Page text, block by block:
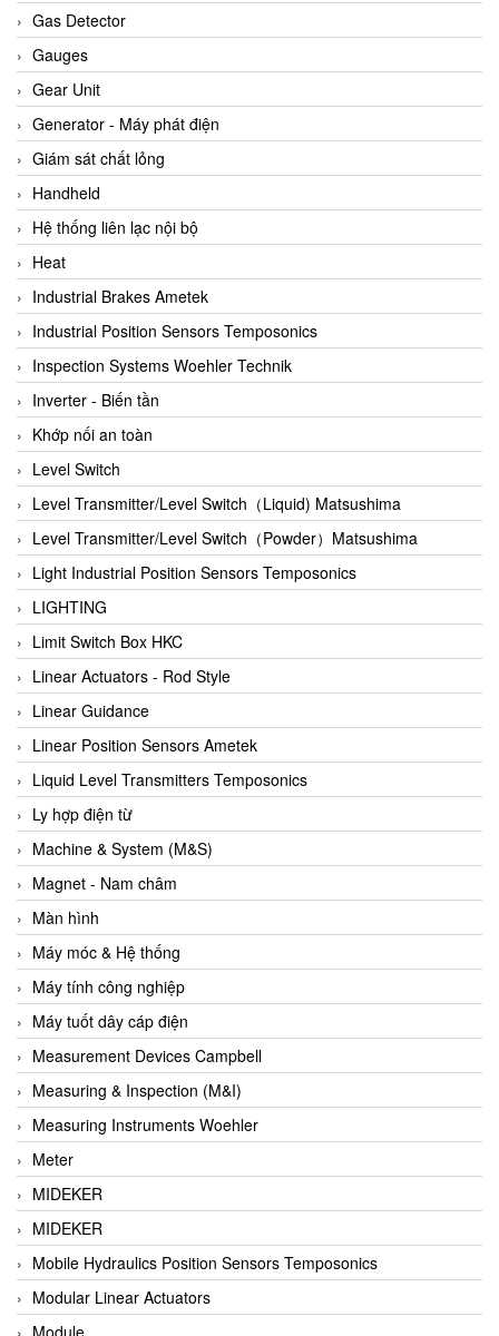
ARCA Regler
Arcos Hydraulik
Ardetem-Sfere-Vietnam
Argal
AS ENERGI
ASCO CO2
Asker
AT2E
ATC Pneumatic
ATEX System
ATI - IA
ATI (Analytical Technology Inc)
Atos
Atrax
Auma
Autec
Auto Flow
Automatic valve
Aventics
Avproglobal
Axiomtek
AZBIL
B&C Electronics
B&R
Babcok wilcox
Baelz Automatic Vietnam
Bahr Modultechnik Vietnam
Balluff
BamBo Vietnam
Barel Vietnam
Barksdale
Bartec
Basco
Baumer
Baumuller Vietnam
Baykee
BBC Bircher Smart Access
BCS ITALY
BEA SENSORS
Gas Detector
Gauges
Gear Unit
Generator - Máy phát điện
Giám sát chất lỏng
Handheld
Hệ thống liên lạc nội bộ
Heat
Industrial Brakes Ametek
Industrial Position Sensors Temposonics
Inspection Systems Woehler Technik
Inverter - Biến tần
Khớp nối an toàn
Level Switch
Level Transmitter/Level Switch（Liquid) Matsushima
Level Transmitter/Level Switch（Powder）Matsushima
Light Industrial Position Sensors Temposonics
LIGHTING
Limit Switch Box HKC
Linear Actuators - Rod Style
Linear Guidance
Linear Position Sensors Ametek
Liquid Level Transmitters Temposonics
Ly hợp điện từ
Machine & System (M&S)
Magnet - Nam châm
Màn hình
Máy móc & Hệ thống
Máy tính công nghiệp
Máy tuốt dây cáp điện
Measurement Devices Campbell
Measuring & Inspection (M&I)
Measuring Instruments Woehler
Meter
MIDEKER
MIDEKER
Mobile Hydraulics Position Sensors Temposonics
Modular Linear Actuators
Module